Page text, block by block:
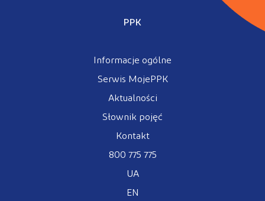
PPK
Informacje ogólne
Serwis MojePPK
Aktualności
Słownik pojęć
Kontakt
800 775 775
UA
EN